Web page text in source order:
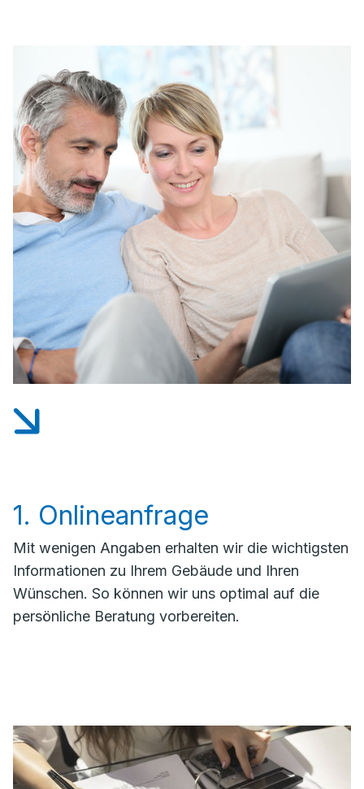
1. Onlineanfrage
Mit wenigen Angaben erhalten wir die wichtigsten
Informationen zu Ihrem Gebäude und Ihren
Wünschen. So können wir uns optimal auf die
persönliche Beratung vorbereiten.